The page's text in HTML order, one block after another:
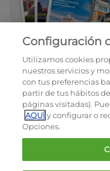
EN REGALO LA
Configuración
Utilizamos cookies
nuestros servicios y
con tus preferencias
partir de tus hábitos
páginas visitadas).
AQUÍy configurar o
Opciones.